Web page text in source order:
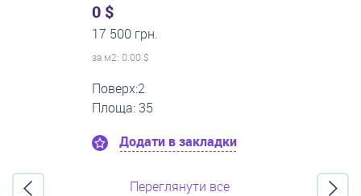
0 $
22 500 грн.
за м2: 0.00 $
Поверх:12
Площа: 60
Додати в закладки
Переглянути все